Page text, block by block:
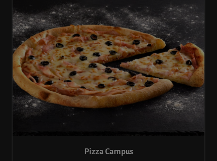
Pizza Campus